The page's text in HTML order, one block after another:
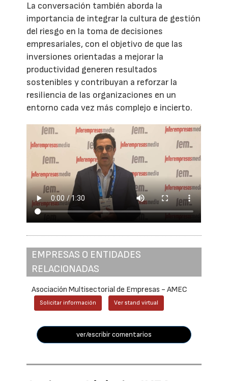
La conversación también aborda la
importancia de integrar la cultura de gestión
del riesgo en la toma de decisiones
empresariales, con el objetivo de que las
inversiones orientadas a mejorar la
productividad generen resultados
sostenibles y contribuyan a reforzar la
resiliencia de las organizaciones en un
entorno cada vez más complejo e incierto.
EMPRESAS O ENTIDADES
RELACIONADAS
Asociación Multisectorial de Empresas - AMEC
Solicitar información Ver stand virtual
ver/escribir comentarios